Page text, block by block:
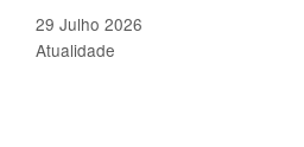
29 Julho 2026
Atualidade